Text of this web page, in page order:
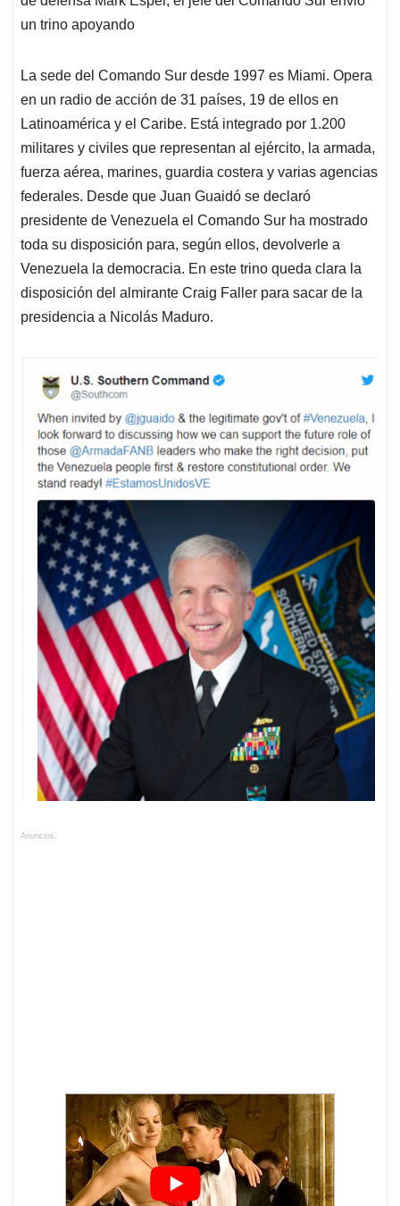
un trino apoyando
La sede del Comando Sur desde 1997 es Miami. Opera
en un radio de acción de 31 países, 19 de ellos en
Latinoamérica y el Caribe. Está integrado por 1.200
militares y civiles que representan al ejército, la armada,
fuerza aérea, marines, guardia costera y varias agencias
federales. Desde que Juan Guaidó se declaró
presidente de Venezuela el Comando Sur ha mostrado
toda su disposición para, según ellos, devolverle a
Venezuela la democracia. En este trino queda clara la
disposición del almirante Craig Faller para sacar de la
presidencia a Nicolás Maduro.
Anuncios.